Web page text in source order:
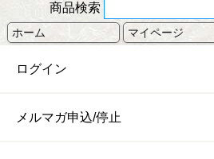
商品検索
ホーム マイページ
ログイン
メルマガ申込/停止